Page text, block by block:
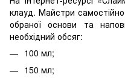
клауд. Майстри самостійно
обраної основи та
необхідний обсяг:
100 мл;
150 мл;